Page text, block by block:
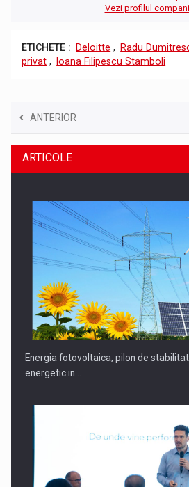
Vezi profilul
ETICHETE : Deloitte , Radu
privat , Ioana Filipescu Stamboli
ANTERIOR
ARTICOLE
Energia fotovoltaica, pilon de
energetic in…